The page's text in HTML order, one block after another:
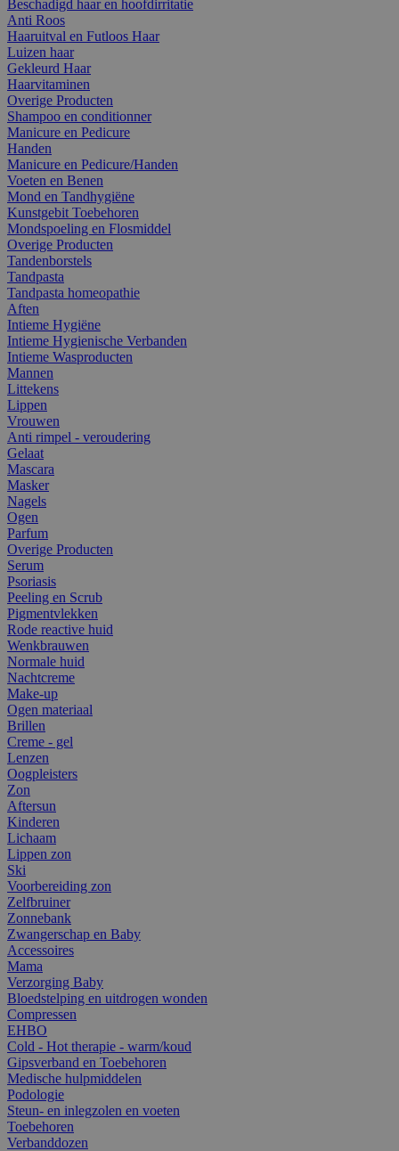
Beschadigd haar en hoofdirritatie
Anti Roos
Haaruitval en Futloos Haar
Luizen haar
Gekleurd Haar
Haarvitaminen
Overige Producten
Shampoo en conditionner
Manicure en Pedicure
Handen
Manicure en Pedicure/Handen
Voeten en Benen
Mond en Tandhygiëne
Kunstgebit Toebehoren
Mondspoeling en Flosmiddel
Overige Producten
Tandenborstels
Tandpasta
Tandpasta homeopathie
Aften
Intieme Hygiëne
Intieme Hygienische Verbanden
Intieme Wasproducten
Mannen
Littekens
Lippen
Vrouwen
Anti rimpel - veroudering
Gelaat
Mascara
Masker
Nagels
Ogen
Parfum
Overige Producten
Serum
Psoriasis
Peeling en Scrub
Pigmentvlekken
Rode reactive huid
Wenkbrauwen
Normale huid
Nachtcreme
Make-up
Ogen materiaal
Brillen
Creme - gel
Lenzen
Oogpleisters
Zon
Aftersun
Kinderen
Lichaam
Lippen zon
Ski
Voorbereiding zon
Zelfbruiner
Zonnebank
Zwangerschap en Baby
Accessoires
Mama
Verzorging Baby
Bloedstelping en uitdrogen wonden
Compressen
EHBO
Cold - Hot therapie - warm/koud
Gipsverband en Toebehoren
Medische hulpmiddelen
Podologie
Steun- en inlegzolen en voeten
Toebehoren
Verbanddozen